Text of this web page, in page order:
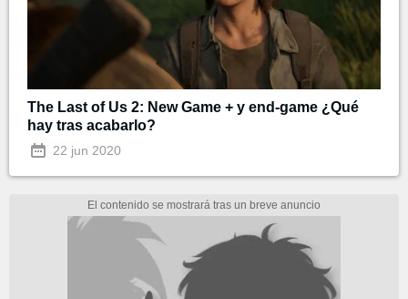
The Last of Us 2: New Game + y end-game ¿Qué
hay tras acabarlo?
22 jun 2020